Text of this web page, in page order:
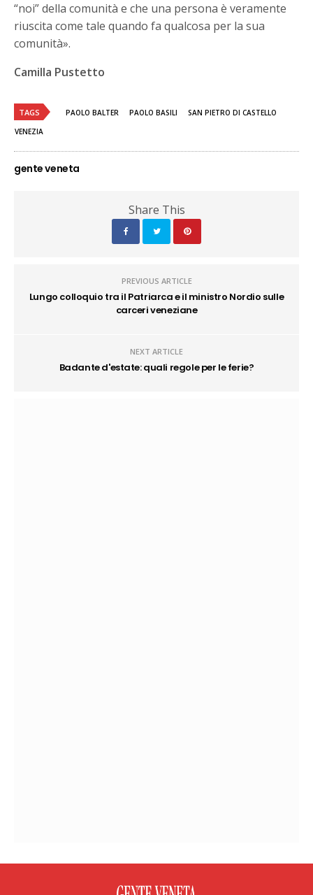
“noi” della comunità e che una persona è veramente
riuscita come tale quando fa qualcosa per la sua
comunità».
Camilla Pustetto
TAGS PAOLO BALTER PAOLO BASILI
SAN PIETRO DI CASTELLO
VENEZIA
gente veneta
Share This
PREVIOUS ARTICLE
Lungo colloquio tra il Patriarca e il ministro Nordio sulle
carceri veneziane
NEXT ARTICLE
Badante d'estate: quali regole per le ferie?